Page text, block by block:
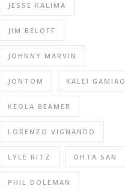
JESSE KALIMA
JIM BELOFF
JOHNNY MARVIN
JONTOM KALEI GAMIAO
KEOLA BEAMER
LORENZO VIGNANDO
LYLE RITZ OHTA SAN
PHIL DOLEMAN